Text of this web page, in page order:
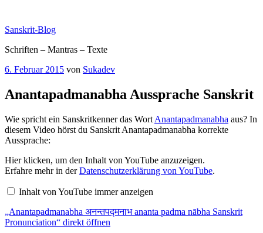
springen
Sanskrit-Blog
Schriften – Mantras – Texte
Veröffentlicht
6. Februar 2015 von Sukadev
Anantapadmanabha Aussprache Sanskrit
Wie spricht ein Sanskritkenner das Wort Anantapadmanabha aus? In
diesem Video hörst du Sanskrit Anantapadmanabha korrekte
Aussprache:
„Anantapadmanabha
अनन्तपद्मनाभ
padma
nābha
Pronunciation“
von
Hier klicken, um den Inhalt von YouTube anzuzeigen.
Erfahre mehr in derDatenschutzerklärung von YouTube.
Inhalt von YouTube immer anzeigen
„Anantapadmanabha अनन्तपद्मनाभ ananta padma nābha Sanskrit
Pronunciation“ direkt öffnen